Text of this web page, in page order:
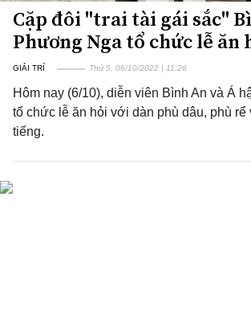
Cặp đôi "trai tài gái sắc"
Phương Nga tổ chức lễ ăn
GIẢI TRÍ Thứ 5, 06/10/2022 | 11:26
Hôm nay (6/10), diễn viên Bình An và Á
tổ chức lễ ăn hỏi với dàn phù dâu, phù
tiếng.